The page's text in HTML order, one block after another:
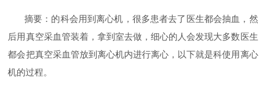
摘要：的科会用到离心机，很多患者去了医生都会抽血，然
后用真空采血管装着，拿到室去做，细心的人会发现大多数医生
都会把真空采血管放到离心机内进行离心，以下就是科使用离心
机的过程。